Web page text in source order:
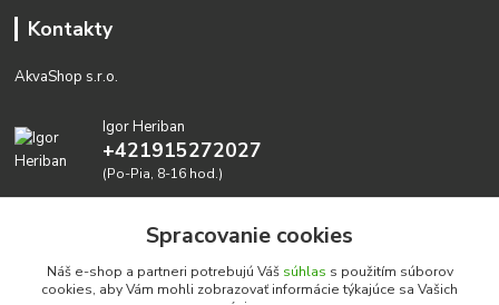
Kontakty
AkvaShop s.r.o.
Igor Heriban
+421915272027
(Po-Pia, 8-16 hod.)
Spracovanie cookies
Náš e-shop a partneri potrebujú Váš súhlas s použitím súborov
cookies, aby Vám mohli zobrazovať informácie týkajúce sa Vašich